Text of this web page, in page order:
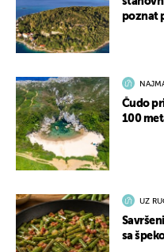
poznat
Čudo
100
UZ
sa